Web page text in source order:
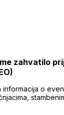
zahvatilo
informacija o